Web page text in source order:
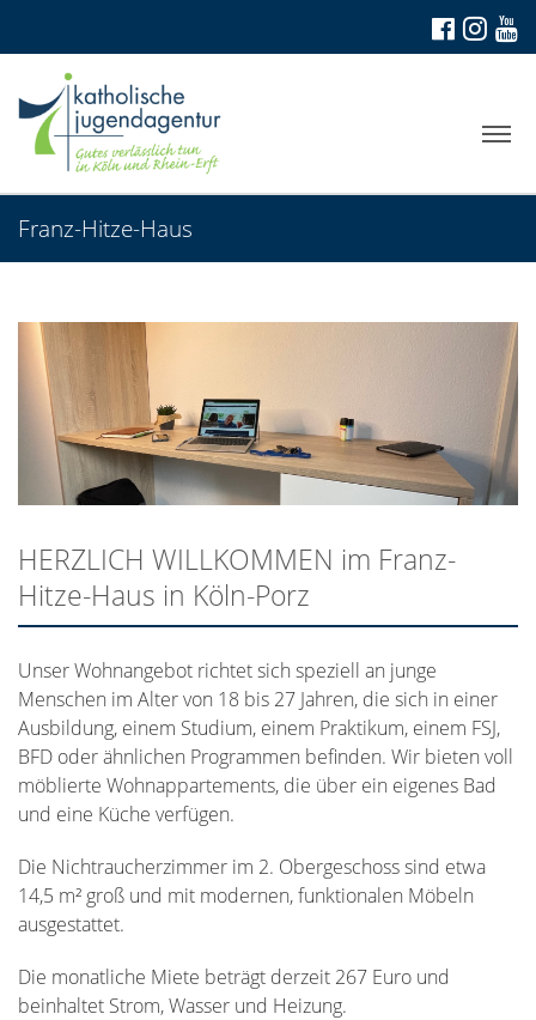
Franz-Hitze-Haus
HERZLICH WILLKOMMEN im Franz-
Hitze-Haus in Köln-Porz
Unser Wohnangebot richtet sich speziell an junge
Menschen im Alter von 18 bis 27 Jahren, die sich in einer
Ausbildung, einem Studium, einem Praktikum, einem FSJ,
BFD oder ähnlichen Programmen befinden. Wir bieten voll
möblierte Wohnappartements, die über ein eigenes Bad
und eine Küche verfügen.
Die Nichtraucherzimmer im 2. Obergeschoss sind etwa
14,5 m² groß und mit modernen, funktionalen Möbeln
ausgestattet.
Die monatliche Miete beträgt derzeit 267 Euro und
beinhaltet Strom, Wasser und Heizung.